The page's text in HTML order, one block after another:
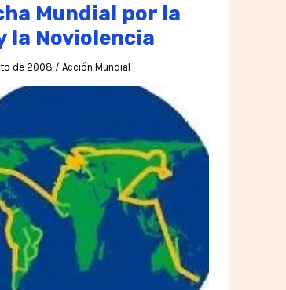
Mundial por la
la Noviolencia
de 2008 /Acción Mundial